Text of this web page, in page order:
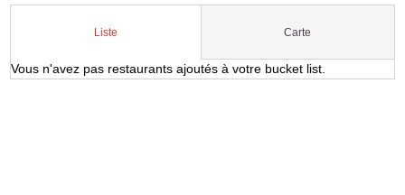
Liste Carte
Vous n'avez pas restaurants ajoutés à votre bucket list.